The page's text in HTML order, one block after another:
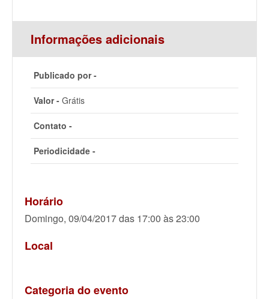
Informações adicionais
Publicado por -
Valor - Grátis
Contato -
Periodicidade -
Horário
Domingo, 09/04/2017 das 17:00 às 23:00
Local
Categoria do evento